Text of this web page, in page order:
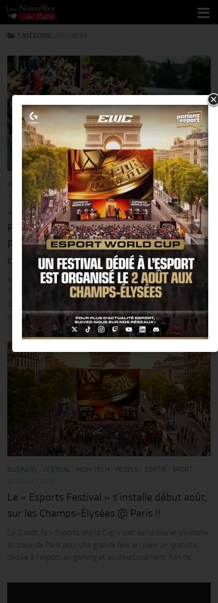
Skip to content
CATÉGORIE :
AUTOMOBILE /BUSINESS /CYCLISME/PEOPLE /SORTIR/SPORT
3 AOÛT 2026
« Škoda Auto » soutient le « Tour de France
Femmes » avec Zwift, en tant que
Partenaire Officiel principal, pour la
cinquième année consécutive !!
Mladá Boleslav, le 30 juillet 2026 – Škoda Auto soutient le
Tour de France Femmes avec Zwift en tant que Partenaire
Officiel Principal pour la cinquième année consécutive. Cette
course prestigieuse se déroulera du...
BUSINESS FESTIVAL HIGH-TECH PEOPLE SORTIR
SPORT
Le « Esports Festival » s’installe début août,
sur les Champs-Élysées @ Paris !!
Le 2 août, le « Esports World Cup » sort de l’arène et s’installe
au cœur de Paris pour une grande fête en plein air, gratuite,
dédiée à l’esport, au gaming et au divertissement. Fan de...